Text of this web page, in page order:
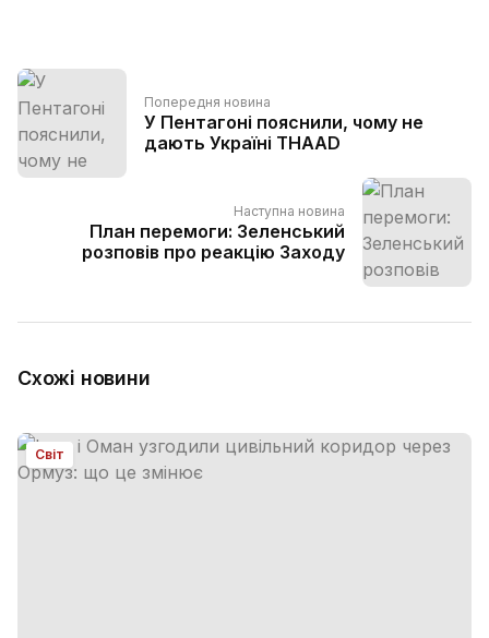
Попередня новина
У Пентагоні пояснили, чому не
дають Україні THAAD
Наступна новина
План перемоги: Зеленський
розповів про реакцію Заходу
Схожі новини
Світ